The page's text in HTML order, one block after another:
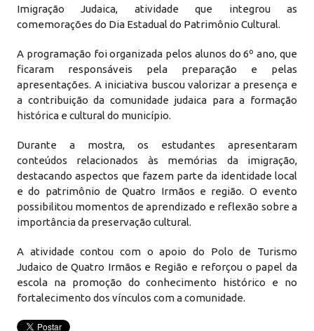
Imigração Judaica, atividade que integrou as
comemorações do Dia Estadual do Patrimônio Cultural.
A programação foi organizada pelos alunos do 6º ano, que
ficaram responsáveis pela preparação e pelas
apresentações. A iniciativa buscou valorizar a presença e
a contribuição da comunidade judaica para a formação
histórica e cultural do município.
Durante a mostra, os estudantes apresentaram
conteúdos relacionados às memórias da imigração,
destacando aspectos que fazem parte da identidade local
e do patrimônio de Quatro Irmãos e região. O evento
possibilitou momentos de aprendizado e reflexão sobre a
importância da preservação cultural.
A atividade contou com o apoio do Polo de Turismo
Judaico de Quatro Irmãos e Região e reforçou o papel da
escola na promoção do conhecimento histórico e no
fortalecimento dos vínculos com a comunidade.